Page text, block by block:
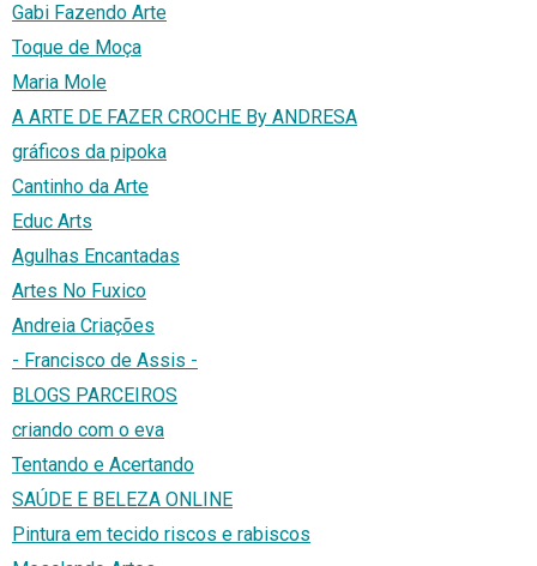
Gabi Fazendo Arte
Toque de Moça
Maria Mole
A ARTE DE FAZER CROCHE By ANDRESA
gráficos da pipoka
Cantinho da Arte
Educ Arts
Agulhas Encantadas
Artes No Fuxico
Andreia Criações
- Francisco de Assis -
BLOGS PARCEIROS
criando com o eva
Tentando e Acertando
SAÚDE E BELEZA ONLINE
Pintura em tecido riscos e rabiscos